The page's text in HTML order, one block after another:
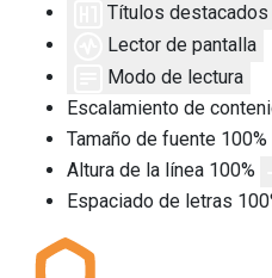
Títulos destacados
Lector de pantalla
Modo de lectura
Escalamiento de
Tamaño de fuente 100%
Altura de la línea 100%
Espaciado de letras 100